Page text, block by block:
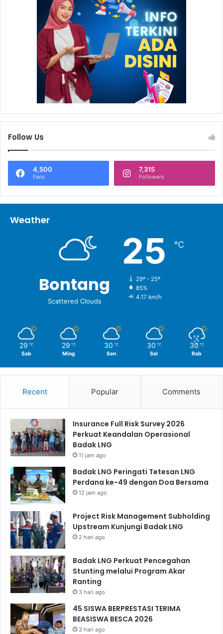
Follow Us
4,500
Fans
7,315
Followers
Weather
Bontang
Scattered Clouds
25 ℃
29º - 25º
85%
4.17 km/h
29 ℃
Sab
29 ℃
Ming
30 ℃
Sen
30 ℃
Sel
30 ℃
Rab
Recent Popular Comments
Insurance Full Risk Survey 2026
Perkuat Keandalan Operasional
Badak LNG
11 jam ago
Badak LNG Peringati Tetesan LNG
Perdana ke-49 dengan Doa Bersama
12 jam ago
Project Risk Management Subholding
Upstream Kunjungi Badak LNG
2 hari ago
Badak LNG Perkuat Pencegahan
Stunting melalui Program Akar
Ranting
3 hari ago
45 SISWA BERPRESTASI TERIMA
BEASISWA BESCA 2026
3 hari ago